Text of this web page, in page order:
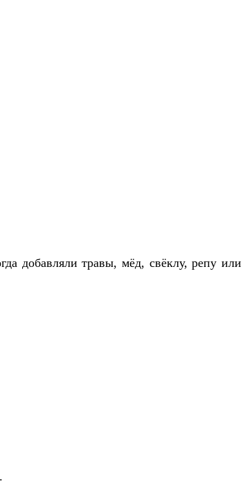
добавляли травы, мёд, свёклу, репу или